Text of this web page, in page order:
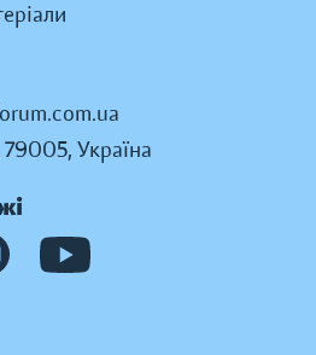
Україна